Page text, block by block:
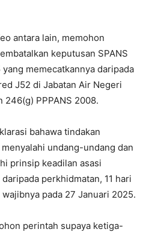
antara lain, memohon
keputusan SPANS
memecatkannya daripada
J52 di Jabatan Air Negeri
246(g) PPPANS 2008.
bahawa tindakan
undang-undang dan
prinsip keadilan asasi
perkhidmatan, 11 hari
pada 27 Januari 2025.
perintah supaya ketiga-